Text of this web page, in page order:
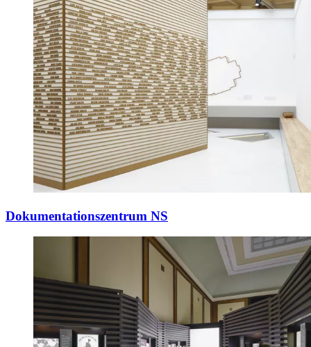
Dokumentationszentrum NS